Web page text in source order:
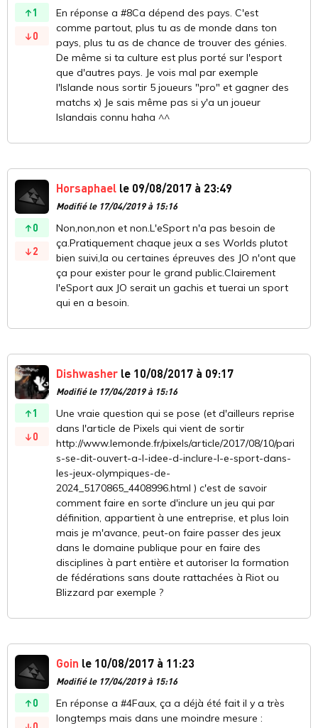
1
0
En réponse a #8Ca dépend des pays. C'est
comme partout, plus tu as de monde dans ton
pays, plus tu as de chance de trouver des génies.
De même si ta culture est plus porté sur l'esport
que d'autres pays. Je vois mal par exemple
l'Islande nous sortir 5 joueurs "pro" et gagner des
matchs x) Je sais même pas si y'a un joueur
Islandais connu haha ^^
0
2
Horsaphael le 09/08/2017 à 23:49
Modifié le 17/04/2019 à 15:16
Non,non,non et non.L'eSport n'a pas besoin de
ça.Pratiquement chaque jeux a ses Worlds plutot
bien suivi,la ou certaines épreuves des JO n'ont que
ça pour exister pour le grand public.Clairement
l'eSport aux JO serait un gachis et tuerai un sport
qui en a besoin.
1
0
Dishwasher le 10/08/2017 à 09:17
Modifié le 17/04/2019 à 15:16
Une vraie question qui se pose (et d'ailleurs reprise
dans l'article de Pixels qui vient de sortir
http://www.lemonde.fr/pixels/article/2017/08/10/pari
s-se-dit-ouvert-a-l-idee-d-inclure-l-e-sport-dans-
les-jeux-olympiques-de-
2024_5170865_4408996.html ) c'est de savoir
comment faire en sorte d'inclure un jeu qui par
définition, appartient à une entreprise, et plus loin
mais je m'avance, peut-on faire passer des jeux
dans le domaine publique pour en faire des
disciplines à part entière et autoriser la formation
de fédérations sans doute rattachées à Riot ou
Blizzard par exemple ?
0
Goin le 10/08/2017 à 11:23
Modifié le 17/04/2019 à 15:16
En réponse a #4Faux, ça a déjà été fait il y a très
longtemps mais dans une moindre mesure :